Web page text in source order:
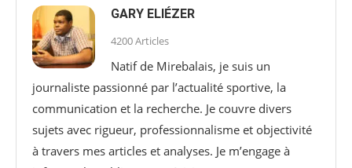
GARY ELIÉZER
4200 Articles
Natif de Mirebalais, je suis un
journaliste passionné par l’actualité sportive, la
communication et la recherche. Je couvre divers
sujets avec rigueur, professionnalisme et objectivité
à travers mes articles et analyses. Je m’engage à